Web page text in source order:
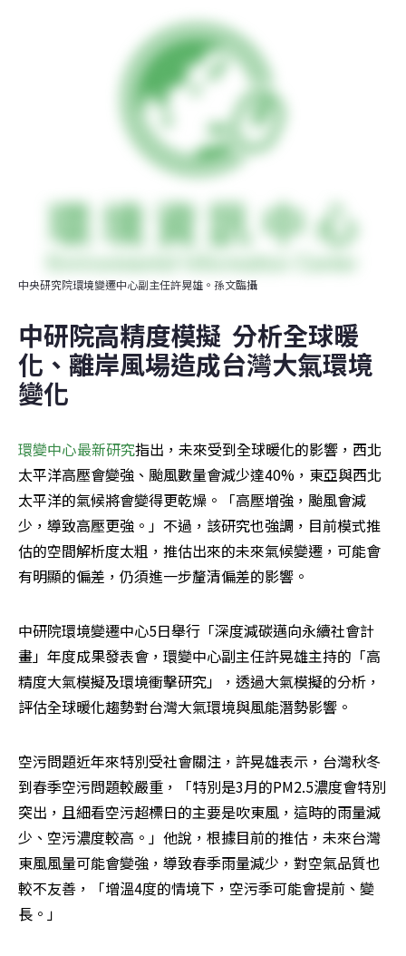
中央研究院環境變遷中心副主任許晃雄。孫文臨攝
中研院高精度模擬  分析全球暖
化、離岸風場造成台灣大氣環境
變化
環變中心最新研究指出，未來受到全球暖化的影響，西北
太平洋高壓會變強、颱風數量會減少達40%，東亞與西北
太平洋的氣候將會變得更乾燥。「高壓增強，颱風會減
少，導致高壓更強。」不過，該研究也強調，目前模式推
估的空間解析度太粗，推估出來的未來氣候變遷，可能會
有明顯的偏差，仍須進一步釐清偏差的影響。
中研院環境變遷中心5日舉行「深度減碳邁向永續社會計
畫」年度成果發表會，環變中心副主任許晃雄主持的「高
精度大氣模擬及環境衝擊研究」，透過大氣模擬的分析，
評估全球暖化趨勢對台灣大氣環境與風能潛勢影響。
空污問題近年來特別受社會關注，許晃雄表示，台灣秋冬
到春季空污問題較嚴重，「特別是3月的PM2.5濃度會特別
突出，且細看空污超標日的主要是吹東風，這時的雨量減
少、空污濃度較高。」他說，根據目前的推估，未來台灣
東風風量可能會變強，導致春季雨量減少，對空氣品質也
較不友善，「增溫4度的情境下，空污季可能會提前、變
長。」